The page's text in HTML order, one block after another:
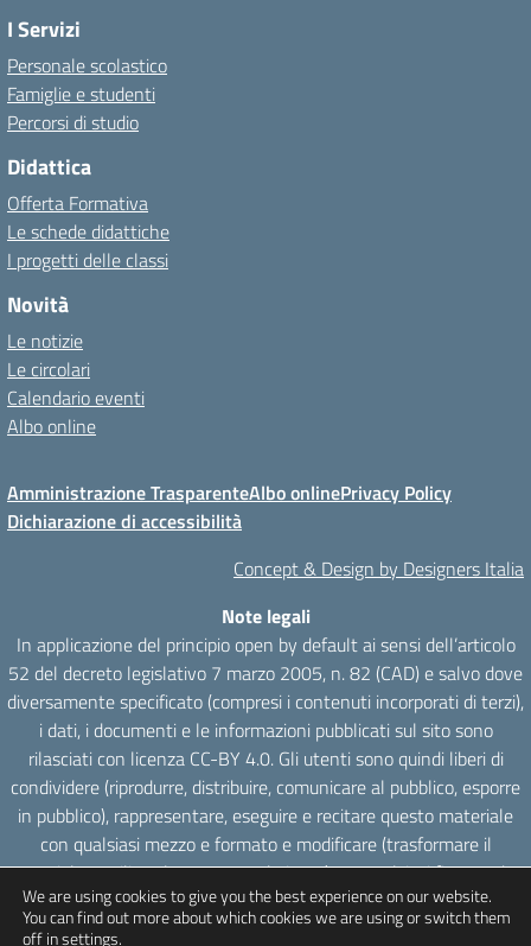
I Servizi
Personale scolastico
Famiglie e studenti
Percorsi di studio
Didattica
Offerta Formativa
Le schede didattiche
I progetti delle classi
Novità
Le notizie
Le circolari
Calendario eventi
Albo online
Amministrazione TrasparenteAlbo onlinePrivacy Policy
Dichiarazione di accessibilità
Concept & Design by Designers Italia
Note legali
In applicazione del principio open by default ai sensi dell’articolo
52 del decreto legislativo 7 marzo 2005, n. 82 (CAD) e salvo dove
diversamente specificato (compresi i contenuti incorporati di terzi),
i dati, i documenti e le informazioni pubblicati sul sito sono
rilasciati con licenza CC-BY 4.0. Gli utenti sono quindi liberi di
condividere (riprodurre, distribuire, comunicare al pubblico, esporre
in pubblico), rappresentare, eseguire e recitare questo materiale
con qualsiasi mezzo e formato e modificare (trasformare il
materiale e utilizzarlo per opere derivate) per qualsiasi fine, anche
commerciale con il solo onere di attribuzione, senza apporre
restrizioni aggiuntive.
We are using cookies to give you the best experience on our website.
You can find out more about which cookies we are using or switch them
off insettings.